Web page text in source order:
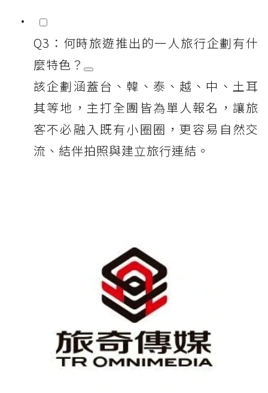
Q3：何時旅遊推出的一人旅行企劃有什
麼特色？
該企劃涵蓋台、韓、泰、越、中、土耳
其等地，主打全團皆為單人報名，讓旅
客不必融入既有小圈圈，更容易自然交
流、結伴拍照與建立旅行連結。